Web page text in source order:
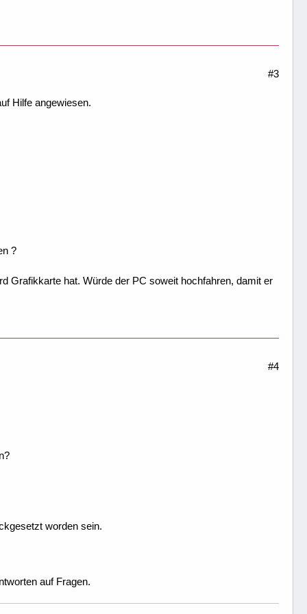
#3
Hilfe angewiesen.
?
Grafikkarte hat. Würde der PC soweit hochfahren, damit er
#4
worden sein.
auf Fragen.